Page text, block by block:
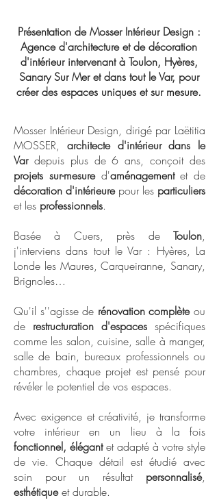
Présentation de Mosser Intérieur Design :
Agence d'architecture et de décoration
d'intérieur intervenant à Toulon, Hyères,
Sanary Sur Mer et dans tout le Var, pour
créer des espaces uniques et sur mesure.
Mosser Intérieur Design, dirigé par Laëtitia
MOSSER, architecte d'intérieur dans le
Vardepuis plus de 6 ans, conçoit des
projets sur-mesured'aménagementet de
décoration d'intérieure pour les particuliers
et les professionnels.
Basée à Cuers, près de Toulon,
j'interviens dans tout le Var : Hyères, La
Londe les Maures, Carqueiranne, Sanary,
Brignoles…​
Qu'il s''agisse de rénovation complèteou
de restructuration d'espaces spécifiques
comme les salon, cuisine, salle à manger,
salle de bain, bureaux professionnels ou
chambres, chaque projet est pensé pour
révéler le potentiel de vos espaces.
Avec exigence et créativité, je transforme
votre intérieur en un lieu à la fois
fonctionnel, élégantet adapté à votre style
de vie. Chaque détail est étudié avec
soin pour un résultat personnalisé,
esthétiqueet durable.